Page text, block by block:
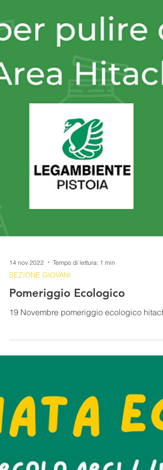
14 nov 2022 Tempo di lettura: 1 min
SEZIONE GIOVANI